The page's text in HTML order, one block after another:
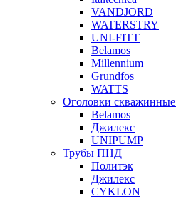
VANDJORD
WATERSTRY
UNI-FITT
Belamos
Millennium
Grundfos
WATTS
Оголовки скважинные
Belamos
Джилекс
UNIPUMP
Трубы ПНД
Политэк
Джилекс
CYKLON